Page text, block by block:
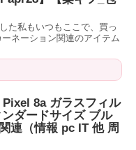
た私もいつもここで、買っ
ネーション関連のアイテム
8a ガラスフィル
ダードサイズ ブル
連（情報 pc IT 他 周